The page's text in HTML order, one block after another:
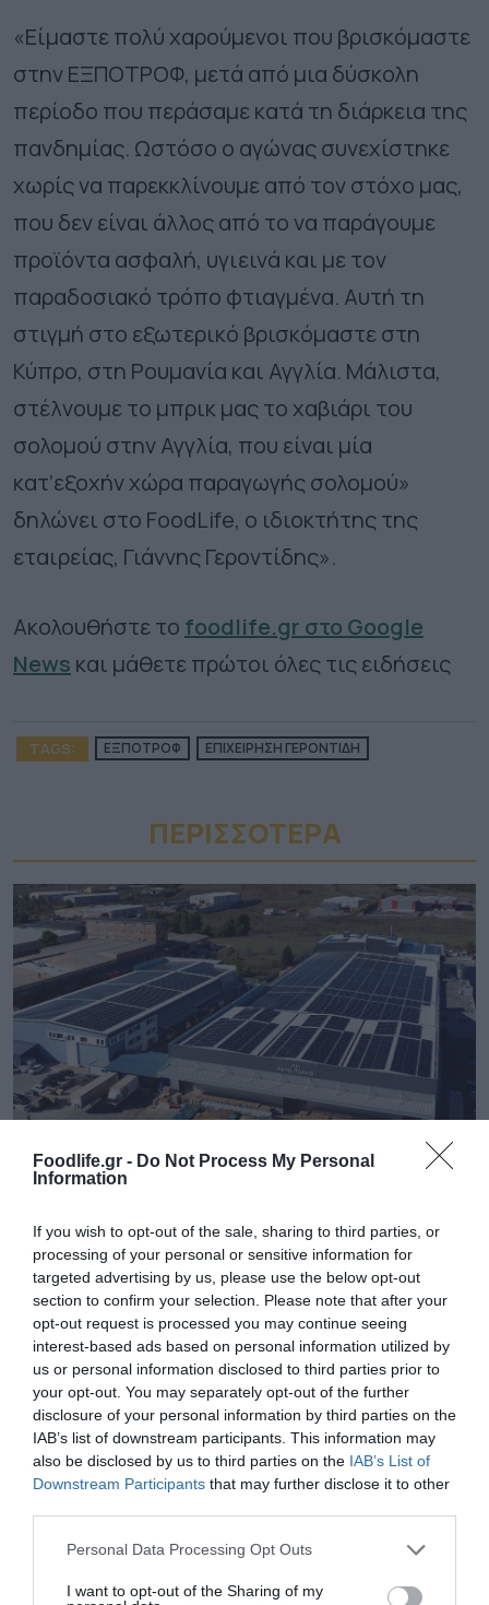
Foodlife.gr - Do Not Process My Personal
Information
If you wish to opt-out of the sale, sharing to third parties, or
processing of your personal or sensitive information for
targeted advertising by us, please use the below opt-out
section to confirm your selection. Please note that after your
opt-out request is processed you may continue seeing
interest-based ads based on personal information utilized by
us or personal information disclosed to third parties prior to
your opt-out. You may separately opt-out of the further
disclosure of your personal information by third parties on the
IAB’s list of downstream participants. This information may
also be disclosed by us to third parties on the IAB’s List of
Downstream Participants that may further disclose it to other
Please note that this website/app uses one or more Google
not limited to your visit or usage behaviour. You may click to
Personal Data Processing Opt Outs
I want to opt-out of the Sharing of my
«Είμαστε πολύ χαρούμενοι που βρισκόμαστε
στην ΕΞΠΟΤΡΟΦ, μετά από μια δύσκολη
περίοδο που περάσαμε κατά τη διάρκεια της
πανδημίας. Ωστόσο ο αγώνας συνεχίστηκε
χωρίς να παρεκκλίνουμε από τον στόχο μας,
που δεν είναι άλλος από το να παράγουμε
προϊόντα ασφαλή, υγιεινά και με τον
παραδοσιακό τρόπο φτιαγμένα. Αυτή τη
στιγμή στο εξωτερικό βρισκόμαστε στη
Κύπρο, στη Ρουμανία και Αγγλία. Μάλιστα,
στέλνουμε το μπρικ μας το χαβιάρι του
σολομού στην Αγγλία, που είναι μία
κατ’εξοχήν χώρα παραγωγής σολομού»
δηλώνει στο FoodLife, ο ιδιοκτήτης της
εταιρείας, Γιάννης Γεροντίδης».
Ακολουθήστε το foodlife.gr στο Google
News και μάθετε πρώτοι όλες τις ειδήσεις
TAGS: ΕΞΠΟΤΡΟΦ ΕΠΙΧΕΙΡΗΣΗ ΓΕΡΟΝΤΙΔΗ
ΠΕΡΙΣΣΟΤΕΡA
05.08.2026
εργασιών το α’ εξάμηνο – Στο 55% οι
εξαγωγές